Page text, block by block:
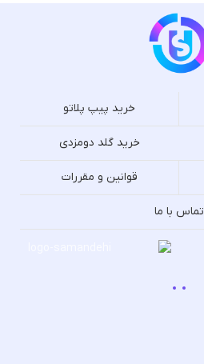
خرید پیپ پلاتو
خرید گلد دومزدی
قوانین و مقررات
تماس با ما